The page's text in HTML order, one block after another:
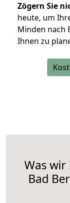
Zögern Sie
heute, um
Minden nach
Ihnen zu
Was
Bad